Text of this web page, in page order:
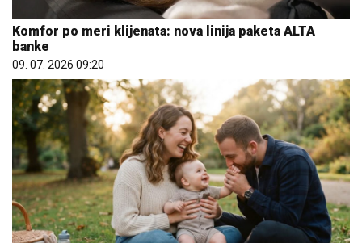
Komfor po meri klijenata: nova linija paketa ALTA
banke
09. 07. 2026 09:20